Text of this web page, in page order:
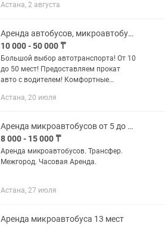
Чистый и ухоженный салон ✅
Астана, 2 августа
Аренда автобусов, микроавтобусов! От 10 до 50 мест. Без посредников.
10 000 - 50 000 ₸
Большой выбор автотранспорта! От 10
до 50 мест! Предоставляем прокат
авто с водителем! Комфортные
по перевозке пассажиров -встреча
Астана, 20 июля
Аренда микроавтобусов от 5 до 21 мест
8 000 - 15 000 ₸
Аренда микроавтобусов. Трансфер.
Межгород. Часовая Аренда.
Астана, 27 июля
Аренда микроавтобуса 13 мест